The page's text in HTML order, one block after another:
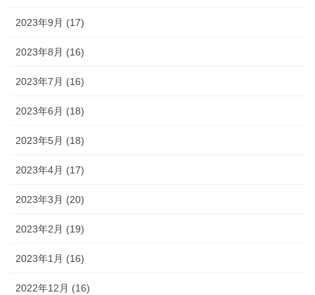
2023年9月 (17)
2023年8月 (16)
2023年7月 (16)
2023年6月 (18)
2023年5月 (18)
2023年4月 (17)
2023年3月 (20)
2023年2月 (19)
2023年1月 (16)
2022年12月 (16)